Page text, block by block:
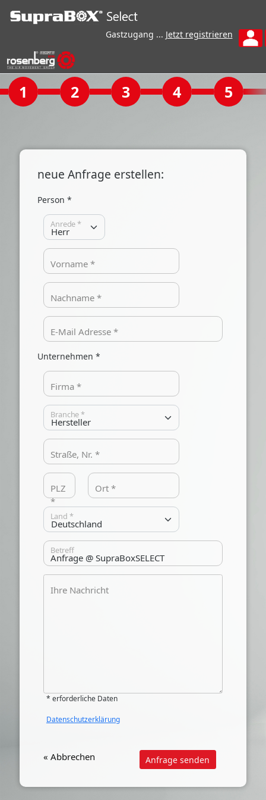
Gastzugang ... Jetzt registrieren
1 2 3 4 5
neue Anfrage erstellen:
Person *
Anrede *
Vorname *
Nachname *
E-Mail Adresse *
Unternehmen *
Firma *
Branche *
Straße, Nr. *
PLZ
*
Ort *
Land *
Betreff
Ihre Nachricht
* erforderliche Daten
Datenschutzerklärung
« Abbrechen Anfrage senden